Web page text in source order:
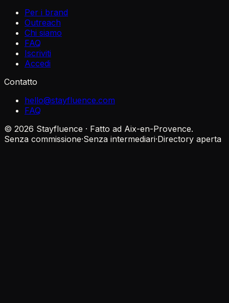
Per i brand
Outreach
Chi siamo
FAQ
Iscriviti
Accedi
Contatto
hello@stayfluence.com
FAQ
© 2026 Stayfluence · Fatto ad Aix-en-Provence.
Senza commissione·Senza intermediari·Directory aperta